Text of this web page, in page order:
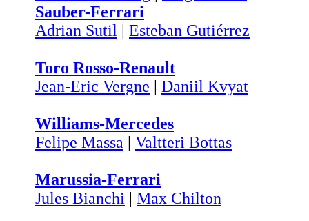
Sauber-Ferrari
Adrian Sutil | Esteban Gutiérrez
Toro Rosso-Renault
Jean-Eric Vergne | Daniil Kvyat
Williams-Mercedes
Felipe Massa | Valtteri Bottas
Marussia-Ferrari
Jules Bianchi | Max Chilton